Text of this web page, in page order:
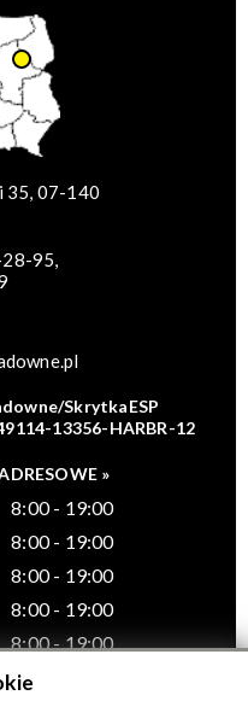
35, 07-140
95,
SkrytkaESP
13356-HARBR-12
»
8:00 - 19:00
8:00 - 19:00
8:00 - 19:00
8:00 - 19:00
8:00 - 19:00